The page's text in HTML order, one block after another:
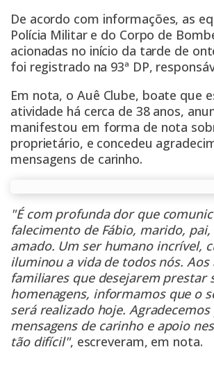
De acordo com informações, as
Polícia Militar e do Corpo de
acionadas no início da tarde de
foi registrado na 93ª DP,
Em nota, o Auê Clube, boate que
atividade há cerca de 38 anos,
manifestou em forma de nota
proprietário, e concedeu
mensagens de carinho.
"É com profunda dor que
falecimento de Fábio, marido,
amado. Um ser humano incrível,
iluminou a vida de todos nós. Aos
familiares que desejarem prestar
homenagens, informamos que o
será realizado hoje.
mensagens de carinho e apoio
tão difícil", escreveram, em nota.